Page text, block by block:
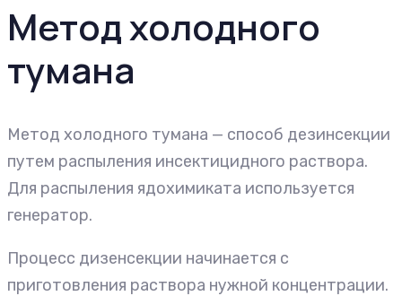
Метод холодного
тумана
Метод холодного тумана — способ дезинсекции
путем распыления инсектицидного раствора.
Для распыления ядохимиката используется
генератор.
Процесс дизенсекции начинается с
приготовления раствора нужной концентрации.